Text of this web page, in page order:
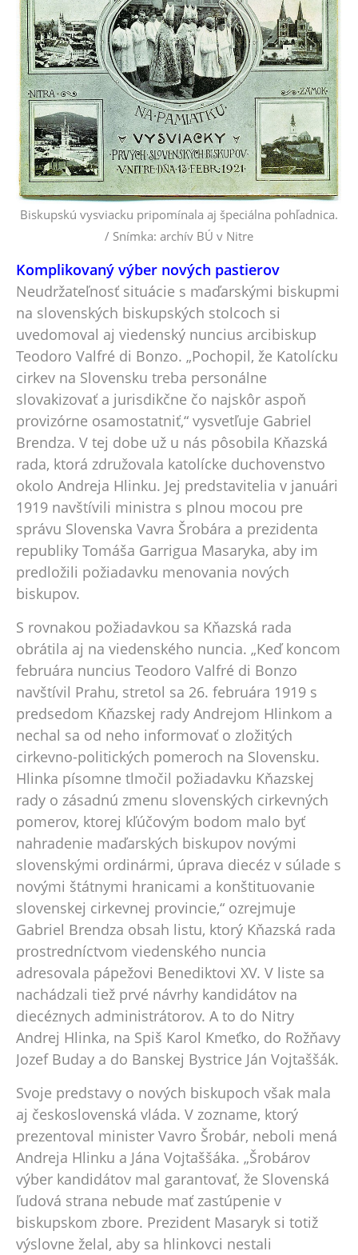
Biskupskú vysviacku pripomínala aj špeciálna pohľadnica.
/ Snímka: archív BÚ v Nitre
Komplikovaný výber nových pastierov
Neudržateľnosť situácie s maďarskými biskupmi
na slovenských biskupských stolcoch si
uvedomoval aj viedenský nuncius arcibiskup
Teodoro Valfré di Bonzo. „Pochopil, že Katolícku
cirkev na Slovensku treba personálne
slovakizovať a jurisdikčne čo najskôr aspoň
provizórne osamostatniť,“ vysvetľuje Gabriel
Brendza. V tej dobe už u nás pôsobila Kňazská
rada, ktorá združovala katolícke duchovenstvo
okolo Andreja Hlinku. Jej predstavitelia v januári
1919 navštívili ministra s plnou mocou pre
správu Slovenska Vavra Šrobára a prezidenta
republiky Tomáša Garrigua Masaryka, aby im
predložili požiadavku menovania nových
biskupov.
S rovnakou požiadavkou sa Kňazská rada
obrátila aj na viedenského nuncia. „Keď koncom
februára nuncius Teodoro Valfré di Bonzo
navštívil Prahu, stretol sa 26. februára 1919 s
predsedom Kňazskej rady Andrejom Hlinkom a
nechal sa od neho informovať o zložitých
cirkevno-politických pomeroch na Slovensku.
Hlinka písomne tlmočil požiadavku Kňazskej
rady o zásadnú zmenu slovenských cirkevných
pomerov, ktorej kľúčovým bodom malo byť
nahradenie maďarských biskupov novými
slovenskými ordinármi, úprava diecéz v súlade s
novými štátnymi hranicami a konštituovanie
slovenskej cirkevnej provincie,“ ozrejmuje
Gabriel Brendza obsah listu, ktorý Kňazská rada
prostredníctvom viedenského nuncia
adresovala pápežovi Benediktovi XV. V liste sa
nachádzali tiež prvé návrhy kandidátov na
diecéznych administrátorov. A to do Nitry
Andrej Hlinka, na Spiš Karol Kmeťko, do Rožňavy
Jozef Buday a do Banskej Bystrice Ján Vojtaššák.
Svoje predstavy o nových biskupoch však mala
aj československá vláda. V zozname, ktorý
prezentoval minister Vavro Šrobár, neboli mená
Andreja Hlinku a Jána Vojtaššáka. „Šrobárov
výber kandidátov mal garantovať, že Slovenská
ľudová strana nebude mať zastúpenie v
biskupskom zbore. Prezident Masaryk si totiž
výslovne želal, aby sa hlinkovci nestali